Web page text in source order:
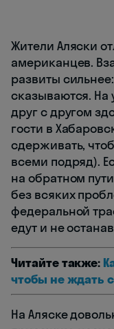
Жители Аляски
американцев.
развиты
сказываются.
друг с другом
гости в
сдерживать,
всеми подряд).
на обратном
без всяких
федеральной
едут и не
Читайте также:
чтобы не ждать
На Аляске